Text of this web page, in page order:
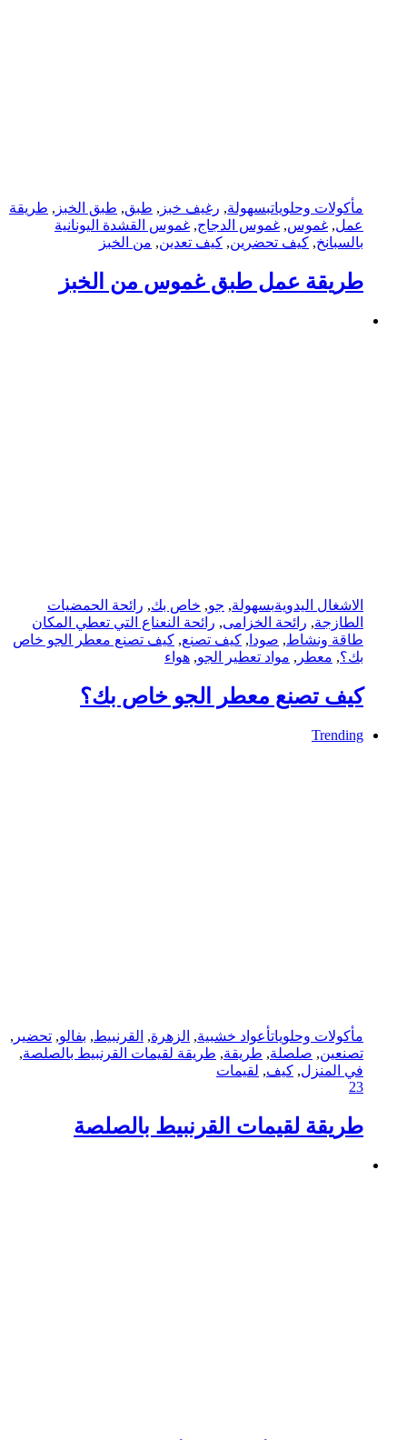
مأكولات وحلوياتبسهولة, رغيف خبز , طبق, طبق الخبز , طريقة
عمل, غموس, غموس الدجاج, غموس القشدة اليونانية
بالسبانخ, كيف تحضرين, كيف تعدين, من الخبز
طريقة عمل طبق غموس من الخبز
الاشغال اليدويةبسهولة, جو, خاص بك, رائحة الحمضيات
الطازجة, رائحة الخزامى, رائحة النعناع التي تعطي المكان
طاقة ونشاط, صودا , كيف تصنع, كيف تصنع معطر الجو خاص
بك؟, معطر , مواد تعطير الجو, هواء
كيف تصنع معطر الجو خاص بك؟
Trending
مأكولات وحلوياتأعواد خشبية, الزهرة, القرنبيط, بفالو, تحضير ,
تصنعين, صلصلة, طريقة, طريقة لقيمات القرنبيط بالصلصة,
في المنزل, كيف, لقيمات
23
طريقة لقيمات القرنبيط بالصلصة